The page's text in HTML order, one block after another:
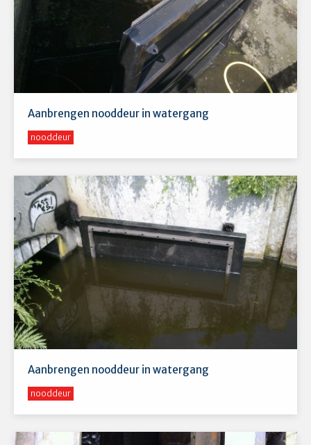
Aanbrengen nooddeur in watergang
nooddeur
Aanbrengen nooddeur in watergang
nooddeur